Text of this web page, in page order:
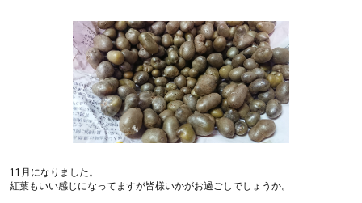
11月になりました。
紅葉もいい感じになってますが皆様いかがお過ごしでしょうか。